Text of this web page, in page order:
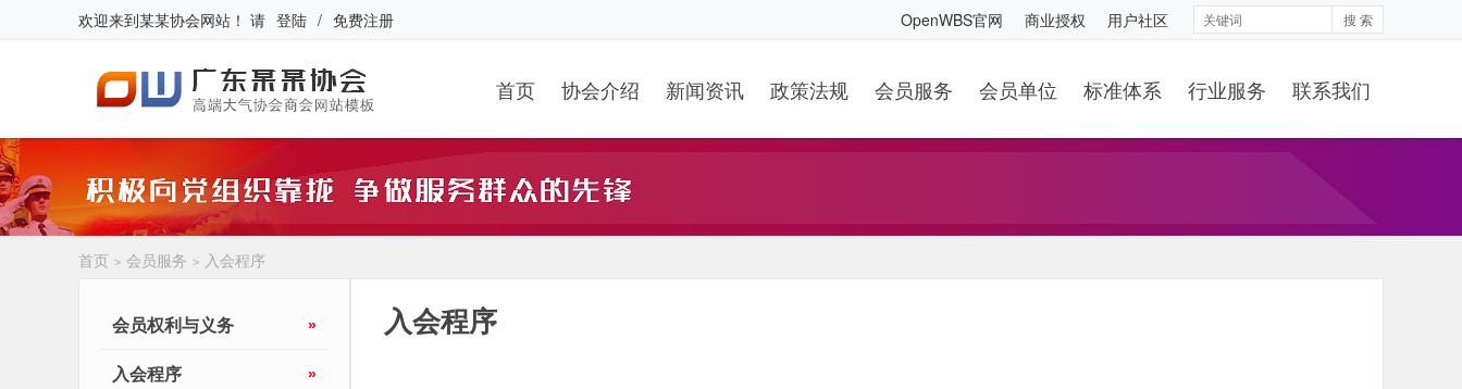
OpenWBS官网 商业授权 用户社区
欢迎来到某某协会网站 ！ 请 登陆 / 免费注册 搜 索
首页 协会介绍 新闻资讯 政策法规 会员服务 会员单位 标准体系 行业服务 联系我们
首页 > 会员服务 > 入会程序
入会程序
会员权利与义务 »
入会程序 »